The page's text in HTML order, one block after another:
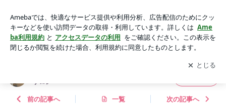
ベートサロンアプリをダウンロードして ブログの更新通知
を受け取りまし
ょう。
開く
サロン
前の記事へ 一覧 次の記事へ